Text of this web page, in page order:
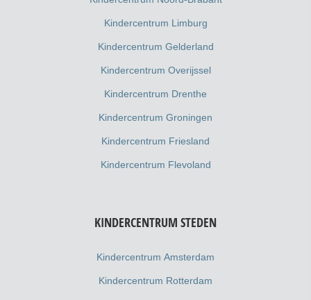
Kindercentrum Limburg
Kindercentrum Gelderland
Kindercentrum Overijssel
Kindercentrum Drenthe
Kindercentrum Groningen
Kindercentrum Friesland
Kindercentrum Flevoland
KINDERCENTRUM STEDEN
Kindercentrum Amsterdam
Kindercentrum Rotterdam